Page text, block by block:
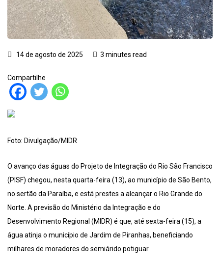
14 de agosto de 2025 3 minutes read
Compartilhe
Foto: Divulgação/MIDR
O avanço das águas do Projeto de Integração do Rio São Francisco
(PISF) chegou, nesta quarta-feira (13), ao município de São Bento,
no sertão da Paraíba, e está prestes a alcançar o Rio Grande do
Norte. A previsão do Ministério da Integração e do
Desenvolvimento Regional (MIDR) é que, até sexta-feira (15), a
água atinja o município de Jardim de Piranhas, beneficiando
milhares de moradores do semiárido potiguar.